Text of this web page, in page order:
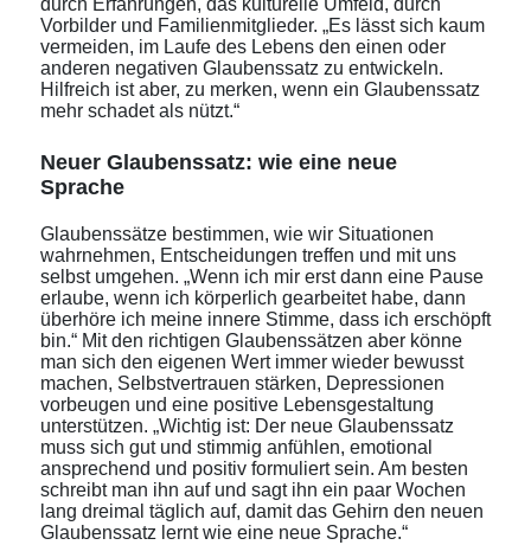
Vorbilder und Familienmitglieder. „Es lässt sich kaum
vermeiden, im Laufe des Lebens den einen oder
anderen negativen Glaubenssatz zu entwickeln.
Hilfreich ist aber, zu merken, wenn ein Glaubenssatz
mehr schadet als nützt.“
Neuer Glaubenssatz: wie eine neue
Sprache
Glaubenssätze bestimmen, wie wir Situationen
wahrnehmen, Entscheidungen treffen und mit uns
selbst umgehen. „Wenn ich mir erst dann eine Pause
erlaube, wenn ich körperlich gearbeitet habe, dann
überhöre ich meine innere Stimme, dass ich erschöpft
bin.“ Mit den richtigen Glaubenssätzen aber könne
man sich den eigenen Wert immer wieder bewusst
machen, Selbstvertrauen stärken, Depressionen
vorbeugen und eine positive Lebensgestaltung
unterstützen. „Wichtig ist: Der neue Glaubenssatz
muss sich gut und stimmig anfühlen, emotional
ansprechend und positiv formuliert sein. Am besten
schreibt man ihn auf und sagt ihn ein paar Wochen
lang dreimal täglich auf, damit das Gehirn den neuen
Glaubenssatz lernt wie eine neue Sprache.“